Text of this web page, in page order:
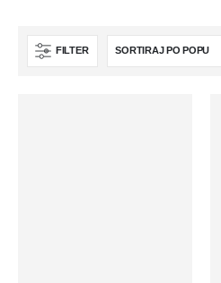
FILTER